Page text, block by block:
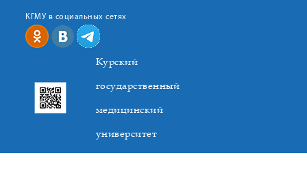
КГМУ в социальных сетях
Курский
государственный
медицинский
университет